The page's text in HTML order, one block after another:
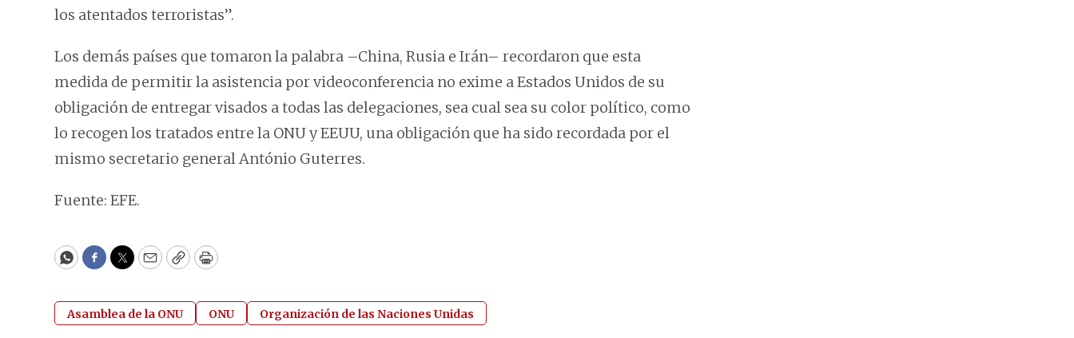
los atentados terroristas”.
Los demás países que tomaron la palabra –China, Rusia e Irán– recordaron que esta
medida de permitir la asistencia por videoconferencia no exime a Estados Unidos de su
obligación de entregar visados a todas las delegaciones, sea cual sea su color político, como
lo recogen los tratados entre la ONU y EEUU, una obligación que ha sido recordada por el
mismo secretario general António Guterres.
Fuente: EFE.
WhatsApp
Facebook
Twitter
EmailCopyPrint
Asamblea de la ONU ONU Organización de las Naciones Unidas